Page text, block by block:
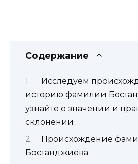
Содержание
Исследуем
историю фамилии
узнайте о значении и
склонении
Происхождение
Бостанджиева